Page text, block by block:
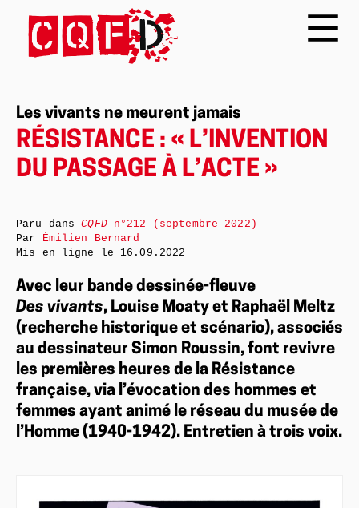
Les vivants ne meurent jamais
RÉSISTANCE : « L’INVENTION
DU PASSAGE À L’ACTE »
Avec leur bande dessinée-fleuve
Des vivants, Louise Moaty et Raphaël Meltz
(recherche historique et scénario), associés
au dessinateur Simon Roussin, font revivre
les premières heures de la Résistance
française, via l’évocation des hommes et
femmes ayant animé le réseau du musée de
l’Homme (1940-1942). Entretien à trois voix.
Paru dansCQFDn°212 (septembre 2022)
Par Émilien Bernard
Mis en ligne le 16.09.2022